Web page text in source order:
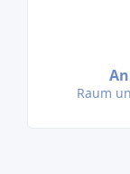
Raum